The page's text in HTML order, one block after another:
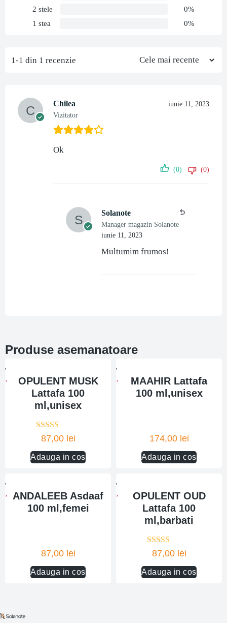
2 stele
0%
1 stea
0%
1-1 din 1 recenzie
Chilea
Vizitator
iunie 11, 2023
Ok
(0) (0)
Solanote
Manager magazin Solanote
iunie 11, 2023
Multumim frumos!
Produse asemanatoare
OPULENT MUSK
Lattafa 100
ml,unisex
87,00 lei
Adauga in cos
Evaluat la
5.00
MAAHIR Lattafa
100 ml,unisex
174,00 lei
Adauga in cos
ANDALEEB Asdaaf
100 ml,femei
87,00 lei
Adauga in cos
OPULENT OUD
Lattafa 100
ml,barbati
87,00 lei
Adauga in cos
Evaluat la
5.00